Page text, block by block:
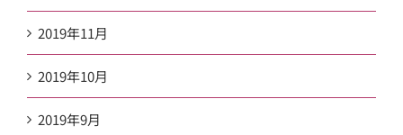
2019年11月
2019年10月
2019年9月